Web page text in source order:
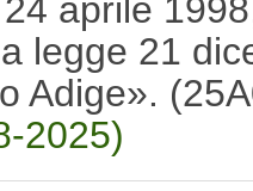
aprile
legge 21
Adige».
2025)